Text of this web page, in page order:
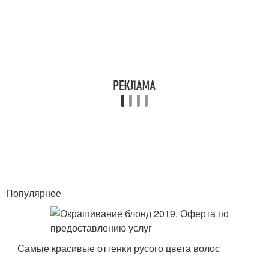
Популярное
Самые красивые оттенки русого цвета волос